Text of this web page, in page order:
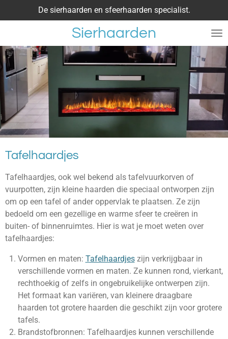
direct
de
hoofdinhoud
Sierhaarden
De sierhaarden en sfeerhaarden specialist.
Tafelhaardjes
Tafelhaardjes, ook wel bekend als tafelvuurkorven of
vuurpotten, zijn kleine haarden die speciaal ontworpen zijn
om op een tafel of ander oppervlak te plaatsen. Ze zijn
bedoeld om een gezellige en warme sfeer te creëren in
buiten- of binnenruimtes. Hier is wat je moet weten over
tafelhaardjes:
Vormen en maten: Tafelhaardjeszijn verkrijgbaar in
verschillende vormen en maten. Ze kunnen rond, vierkant,
rechthoekig of zelfs in ongebruikelijke ontwerpen zijn.
Het formaat kan variëren, van kleinere draagbare
haarden tot grotere haarden die geschikt zijn voor grotere
tafels.
Brandstofbronnen: Tafelhaardjes kunnen verschillende